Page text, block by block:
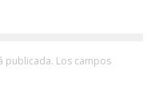
publicada. Los campos